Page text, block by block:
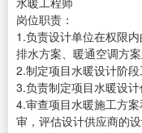
岗位职责：
1.负责设计单位在权限
排水方案、暖通空调方
2.制定项目水暖设计阶段
3.负责制定项目水暖设
4.审查项目水暖施工方
审，评估设计供应商的